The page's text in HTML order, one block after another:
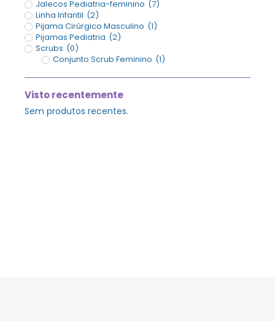
Jalecos Pediatria-feminino (7)
Linha Infantil (2)
Pijama Cirúrgico Masculino (1)
Pijamas Pediatria (2)
Scrubs (0)
Conjunto Scrub Feminino (1)
Visto recentemente
Sem produtos recentes.